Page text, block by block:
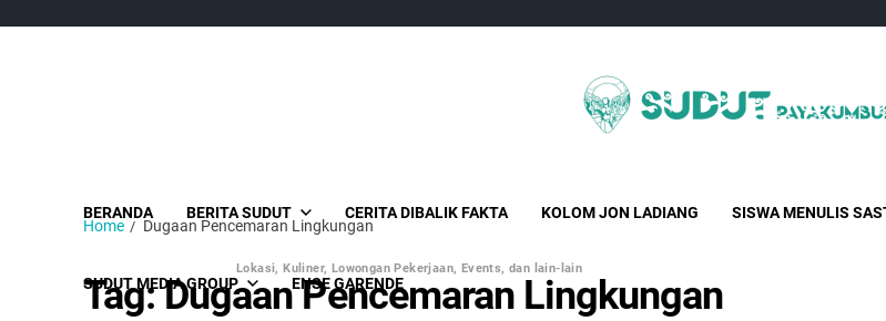
BERANDA BERITA SUDUT CERITA DIBALIK FAKTA KOLOM JON LADIANG SISWA MENULIS
SUDUT MEDIA GROUP
Lokasi, Kuliner, Lowongan Pekerjaan, Events, dan lain-lain
ENSE GARENDE
Home Dugaan Pencemaran Lingkungan
Tag:Dugaan Pencemaran Lingkungan